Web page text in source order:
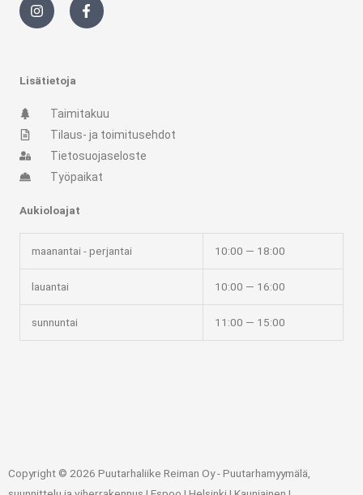
n
s
t
r
a
a
c
e
f
Lisätietoja
Taimitakuu
Tilaus- ja toimitusehdot
Tietosuojaseloste
Työpaikat
Aukioloajat
maanantai - perjantai 10:00 — 18:00
lauantai 10:00 — 16:00
sunnuntai 11:00 — 15:00
Copyright © 2026 Puutarhaliike Reiman Oy - Puutarhamyymälä,